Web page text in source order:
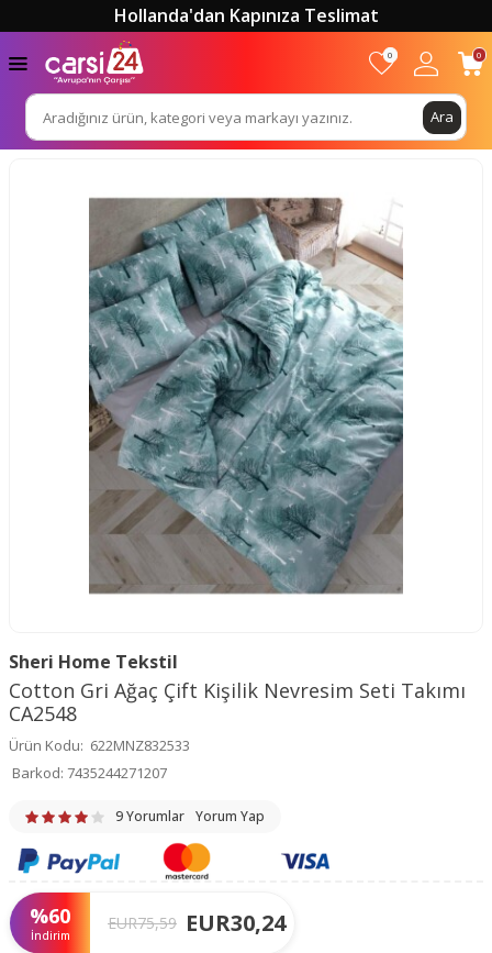
Hollanda'dan Kapınıza Teslimat
Ara
0 0
Sheri Home Tekstil
Cotton Gri Ağaç Çift Kişilik Nevresim Seti Takımı
CA2548
Ürün Kodu: 622MNZ832533
Barkod: 7435244271207
9 Yorumlar Yorum Yap
%60
İndirim
EUR75,59 EUR30,24